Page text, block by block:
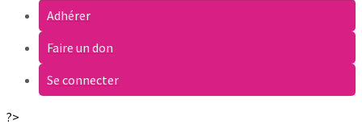
Adhérer
Faire un don
Se connecter
?>